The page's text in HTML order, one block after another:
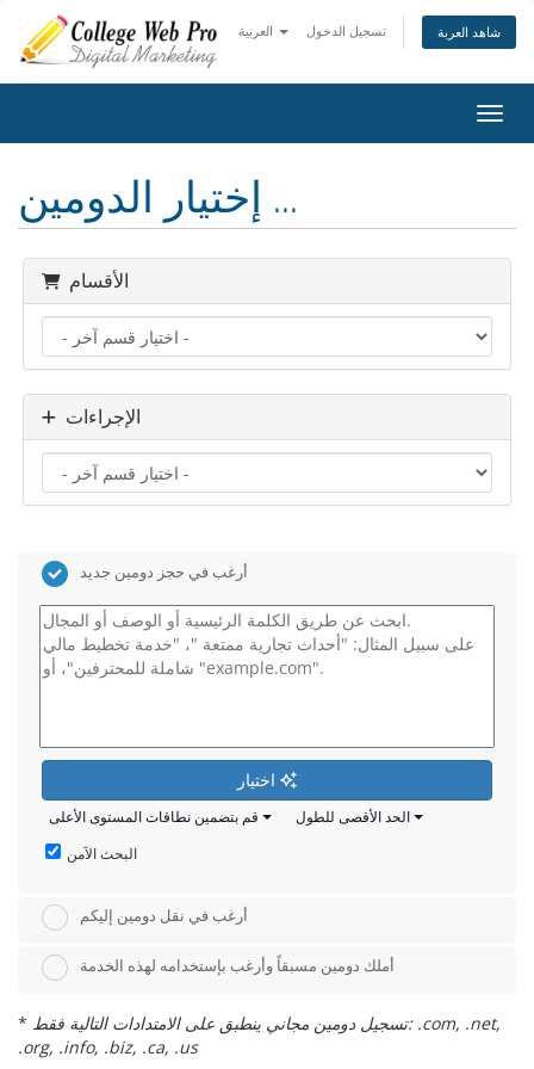
تسجيل الدخول شاهد العربة
إختيار الدومين ...
الأقسام
الإجراءات
أرغب في حجز دومين جديد
قم بتضمين نطاقات المستوى الأعلى
الحد الأقصى للطول
البحث الآمن
أرغب في نقل دومين إليكم
أملك دومين مسبقاً وأرغب بإستخدامه لهذه الخدمة
* تسجيل دومين مجاني ينطبق على الامتدادات التالية فقط: .com, .net,
.org, .info, .biz, .ca, .us